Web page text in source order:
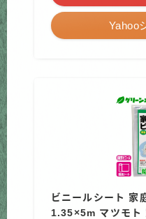
Yahoo
ビニールシート 家
1.35×5m マツモト